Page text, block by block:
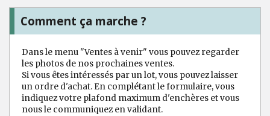
Comment ça marche ?
Dans le menu "Ventes à venir" vous pouvez regarder
les photos de nos prochaines ventes.
Si vous êtes intéressés par un lot, vous pouvez laisser
un ordre d'achat. En complétant le formulaire, vous
indiquez votre plafond maximum d'enchères et vous
nous le communiquez en validant.